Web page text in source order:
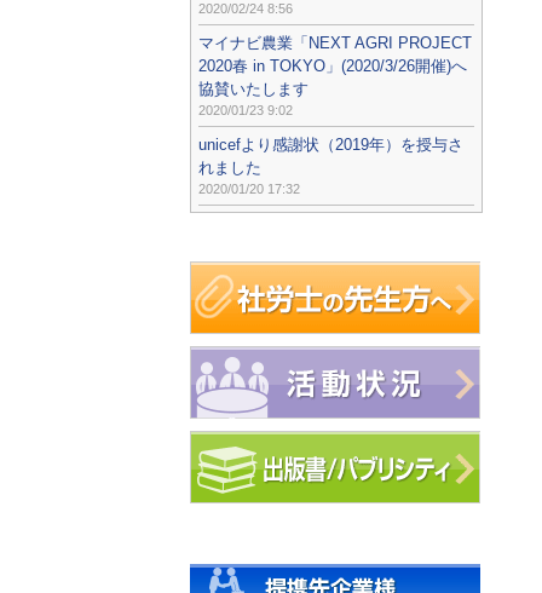
2020/02/24 8:56
マイナビ農業「NEXT AGRI PROJECT
2020春 in TOKYO」(2020/3/26開催)へ
協賛いたします
2020/01/23 9:02
unicefより感謝状（2019年）を授与さ
れました
2020/01/20 17:32